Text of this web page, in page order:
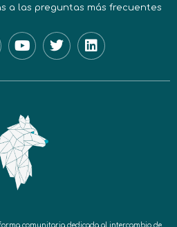
a las preguntas más frecuentes
comunitaria dedicada al intercambio de